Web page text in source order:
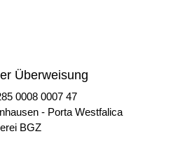
Überweisung
0008 0007 47
- Porta Westfalica
BGZ